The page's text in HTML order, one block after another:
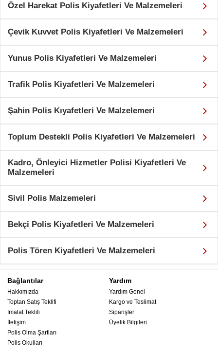
Özel Harekat Polis Kiyafetleri Ve Malzemeleri
Çevik Kuvvet Polis Kiyafetleri Ve Malzemeleri
Yunus Polis Kiyafetleri Ve Malzemeleri
Trafik Polis Kiyafetleri Ve Malzemeleri
Şahin Polis Kıyafetleri Ve Malzelemeri
Toplum Destekli Polis Kiyafetleri Ve Malzemeleri
Kadro, Önleyici Hizmetler Polisi Kiyafetleri Ve
Malzemeleri
Sivil Polis Malzemeleri
Bekçi Polis Kiyafetleri Ve Malzemeleri
Polis Tören Kiyafetleri Ve Malzemeleri
Bağlantılar
Hakkımızda
Toptan Satış Teklifi
İmalat Teklifi
İletişim
Polis Olma Şartları
Polis Okulları
Yardım
Yardım Genel
Kargo ve Teslimat
Siparişler
Üyelik Bilgileri